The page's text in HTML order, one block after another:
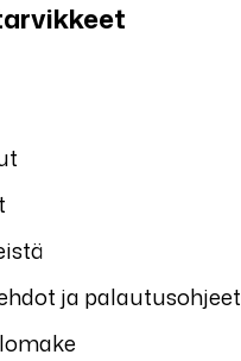
ja palautusohjeet